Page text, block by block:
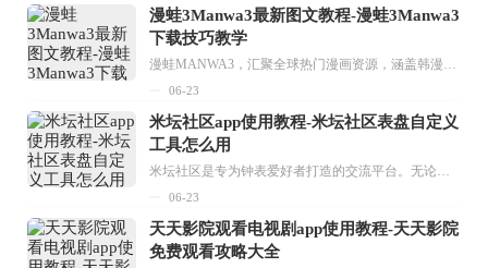
漫蛙3Manwa3最新图文教程-漫蛙3Manwa3
下载技巧教学
漫蛙MANWA3，汇聚全球热门漫画资源，涵盖韩漫、欧美漫画、国漫等多种类型，题材丰富多样，全方位满足用户阅读喜好。它不仅是阅读平台，更是创作平台，为广大用户打造零门槛创作环境。...
06-23
米坛社区app使用教程-米坛社区表盘自定义
工具怎么用
米坛社区是专为钟表爱好者打造的交流平台。无论你是初涉钟表领域的普通爱好者，还是拥有多年收藏经验的资深玩家，都能在此找到属于自己的天地。 无需注册，就能轻松参与其中。通过专业的讨论论坛与丰富的交互功能，你可与世界各地的钟表爱好者畅快交流。若你钟情于钟表，米坛社区无疑是值得一试的理想之选。在这里，你能获取最新的手表资讯，交流见解，提升鉴赏品味，让每一块手表都成为收藏故事中重要的一部分。感兴趣的朋友，不要错过下载机会。...
06-23
天天影院观看电视剧app使用教程-天天影院
免费观看攻略大全